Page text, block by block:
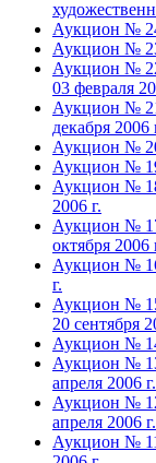
Аукцион №
Аукцион №
Аукцион №
03 февраля
Аукцион №
декабря 2006
Аукцион №
Аукцион №
Аукцион №
2006 г.
Аукцион №
октября 2006
Аукцион № 16
г.
Аукцион №
20 сентября
Аукцион №
Аукцион №
апреля 2006 г.
Аукцион №
апреля 2006 г.
Аукцион №